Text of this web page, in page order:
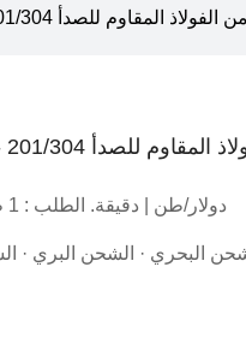
1888.0 دولار/طن | دقيقة. الطلب : 1 طن
البحري · الشحن البري ·